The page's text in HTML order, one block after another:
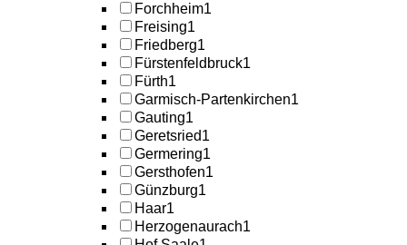
Forchheim1
Freising1
Friedberg1
Fürstenfeldbruck1
Fürth1
Garmisch-Partenkirchen1
Gauting1
Geretsried1
Germering1
Gersthofen1
Günzburg1
Haar1
Herzogenaurach1